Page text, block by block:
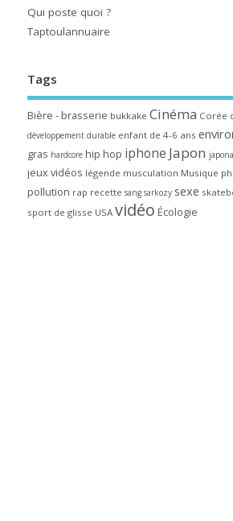
Qui poste quoi ?
Taptoulannuaire
Tags
Bière - brasserie bukkake Cinéma Corée
développement durable enfant de 4-6 ans
gras hardcore hip hop iphone Japon
jeux vidéos légende musculation Musique
pollution rap recette sang sarkozy sexe
sport de glisse USA vidéo Écologie